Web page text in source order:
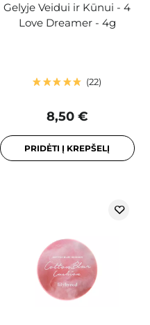
Gelyje Veidui ir Kūnui - 4
Love Dreamer - 4g
22
8,50 €
PRIDĖTI Į KREPŠELĮ